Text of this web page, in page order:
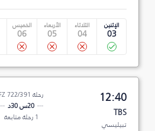
الإثنين
03
الثلاثاء
04
الأربعاء
05
الخميس
06
12:40
TBS
تبيليسي
رحلة FZ 722/391
20س 30د
1 رحلة متابعة